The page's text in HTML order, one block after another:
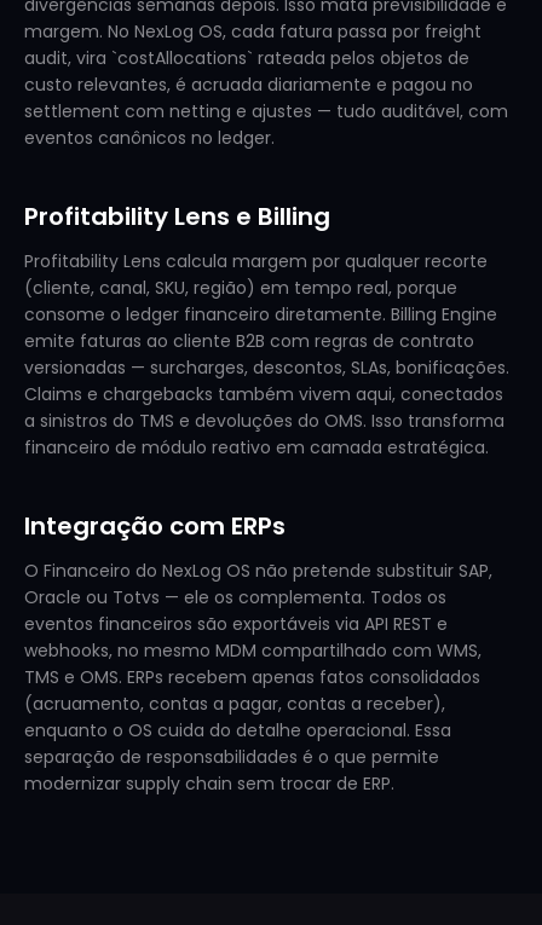
divergências semanas depois. Isso mata previsibilidade e
margem. No NexLog OS, cada fatura passa por freight
audit, vira `costAllocations` rateada pelos objetos de
custo relevantes, é acruada diariamente e pagou no
settlement com netting e ajustes — tudo auditável, com
eventos canônicos no ledger.
Profitability Lens e Billing
Profitability Lens calcula margem por qualquer recorte
(cliente, canal, SKU, região) em tempo real, porque
consome o ledger financeiro diretamente. Billing Engine
emite faturas ao cliente B2B com regras de contrato
versionadas — surcharges, descontos, SLAs, bonificações.
Claims e chargebacks também vivem aqui, conectados
a sinistros do TMS e devoluções do OMS. Isso transforma
financeiro de módulo reativo em camada estratégica.
Integração com ERPs
O Financeiro do NexLog OS não pretende substituir SAP,
Oracle ou Totvs — ele os complementa. Todos os
eventos financeiros são exportáveis via API REST e
webhooks, no mesmo MDM compartilhado com WMS,
TMS e OMS. ERPs recebem apenas fatos consolidados
(acruamento, contas a pagar, contas a receber),
enquanto o OS cuida do detalhe operacional. Essa
separação de responsabilidades é o que permite
modernizar supply chain sem trocar de ERP.